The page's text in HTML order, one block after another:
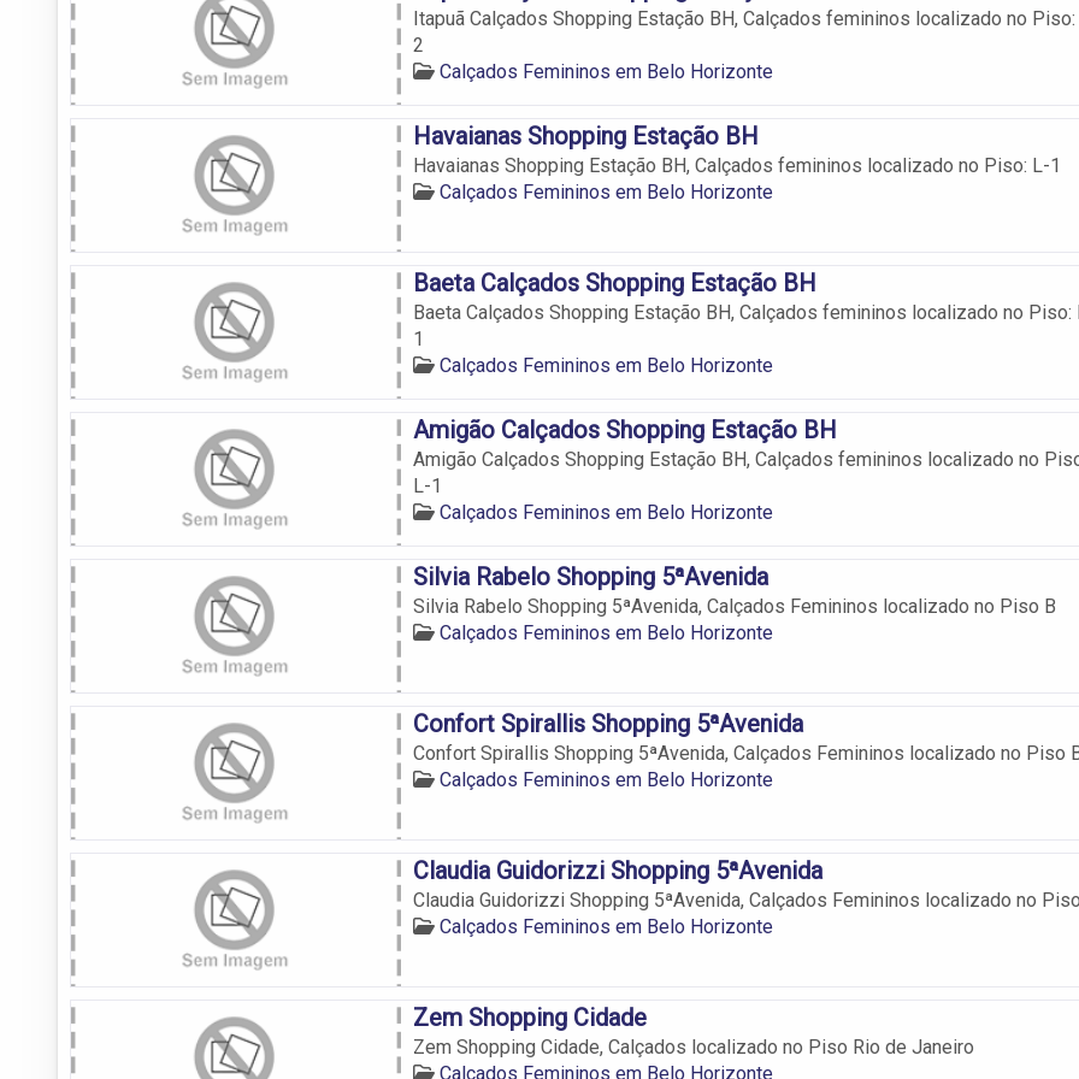
Itapuã Calçados Shopping Estação BH, Calçados femininos localizado no
2
Calçados Femininos em Belo Horizonte
Havaianas Shopping Estação BH
Havaianas Shopping Estação BH, Calçados femininos localizado no Piso: L-1
Calçados Femininos em Belo Horizonte
Baeta Calçados Shopping Estação BH
Baeta Calçados Shopping Estação BH, Calçados femininos localizado no Piso:
1
Calçados Femininos em Belo Horizonte
Amigão Calçados Shopping Estação BH
Amigão Calçados Shopping Estação BH, Calçados femininos localizado no
L-1
Calçados Femininos em Belo Horizonte
Silvia Rabelo Shopping 5ªAvenida
Silvia Rabelo Shopping 5ªAvenida, Calçados Femininos localizado no Piso B
Calçados Femininos em Belo Horizonte
Confort Spirallis Shopping 5ªAvenida
Confort Spirallis Shopping 5ªAvenida, Calçados Femininos localizado no Piso
Calçados Femininos em Belo Horizonte
Claudia Guidorizzi Shopping 5ªAvenida
Claudia Guidorizzi Shopping 5ªAvenida, Calçados Femininos localizado no
Calçados Femininos em Belo Horizonte
Zem Shopping Cidade
Zem Shopping Cidade, Calçados localizado no Piso Rio de Janeiro
Calçados Femininos em Belo Horizonte